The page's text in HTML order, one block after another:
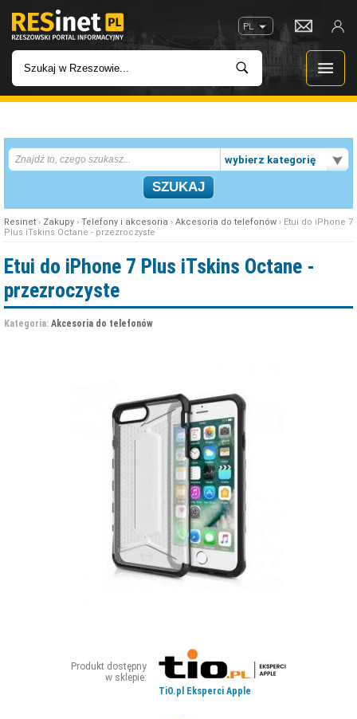
PL
INWESTYCJE
IMPREZY
W KINACH
wybierz kategorię
Resinet › Zakupy › Telefony i akcesoria › Akcesoria do telefonów › Etui do iPhone 7
Plus iTskins Octane - przezroczyste
Etui do iPhone 7 Plus iTskins Octane -
przezroczyste
Kategoria: Akcesoria do telefonów
Produkt dostępny
w sklepie:
TiO.pl Eksperci Apple